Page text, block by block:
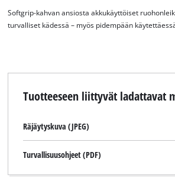
Softgrip-kahvan ansiosta akkukäyttöiset
turvalliset kädessä – myös pidempään
Tuotteeseen liittyvät ladattavat
Räjäytyskuva (JPEG)
Turvallisuusohjeet (PDF)